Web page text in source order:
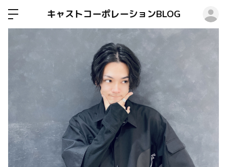
キャストコーポレーションBLOG